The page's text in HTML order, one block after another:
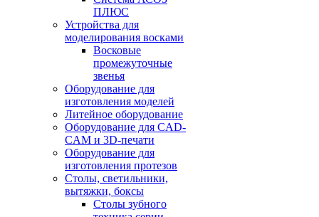
ПЛЮС
Устройства для
моделирования восками
Восковые
промежуточные
звенья
Оборудование для
изготовления моделей
Литейное оборудование
Оборудование для CAD-
CAM и 3D-печати
Оборудование для
изготовления протезов
Cтолы, светильники,
вытяжки, боксы
Столы зубного